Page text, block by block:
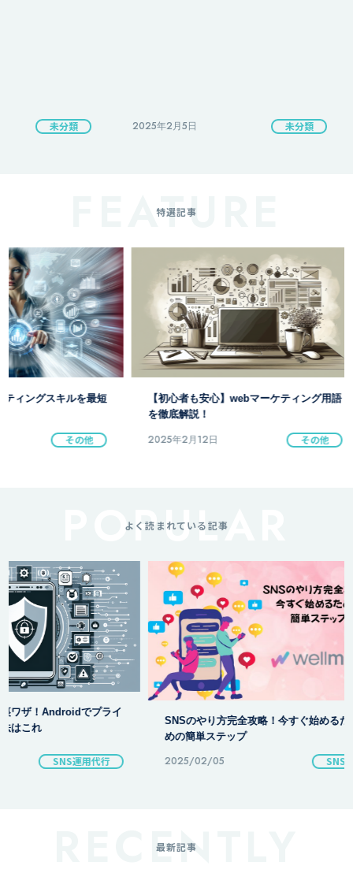
2025年2月5日 未分類 2025年2月12日
特選記事
【初心者も安心】webマーケティング用語
2025年2月12日 その他
リードマーケティ
2025年2月12日
よく読まれている記事
SNSのやり方完全攻略！今すぐ始めるた
めの簡単ステップ
2025/02/05 SNS
と裏ワザ公開
2025/02/12
最新記事